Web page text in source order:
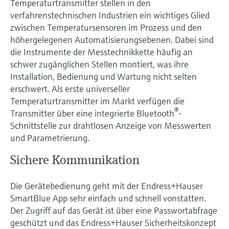
Device Viewer
Produktspezifische Informationen und
Dokumente finden
Ersatzteilsuche
Ersatzteile anhand von Produktwurzel,
Bestellcode oder Seriennummer finden
Füllstandsmessung
Füllstandsmessung Druck
Alle ansehen
Analysatoren für Härte, Eisen,
Aluminium & Chromat
Prozessphotometer
Mikrowellentransmission
Memosens-Technologie
Alle ansehen
Temperaturtransmitter stellen in den
verfahrenstechnischen Industrien ein wichtiges Glied
zwischen Temperatursensoren im Prozess und den
höhergelegenen Automatisierungsebenen. Dabei sind
die Instrumente der Messtechnikkette häufig an
schwer zugänglichen Stellen montiert, was ihre
Installation, Bedienung und Wartung nicht selten
erschwert. Als erste universeller
Temperaturtransmitter im Markt verfügen die
Transmitter über eine integrierte Bluetooth®-
Schnittstelle zur drahtlosen Anzeige von Messwerten
und Parametrierung.
Sichere Kommunikation
Die Gerätebedienung geht mit der Endress+Hauser
SmartBlue App sehr einfach und schnell vonstatten.
Der Zugriff auf das Gerät ist über eine Passwortabfrage
geschützt und das Endress+Hauser Sicherheitskonzept